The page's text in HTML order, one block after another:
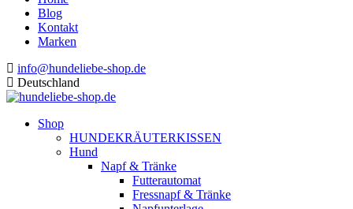
Blog
Kontakt
Marken
info@hundeliebe-shop.de
Deutschland
Shop
HUNDEKRÄUTERKISSEN
Hund
Napf & Tränke
Futterautomat
Fressnapf & Tränke